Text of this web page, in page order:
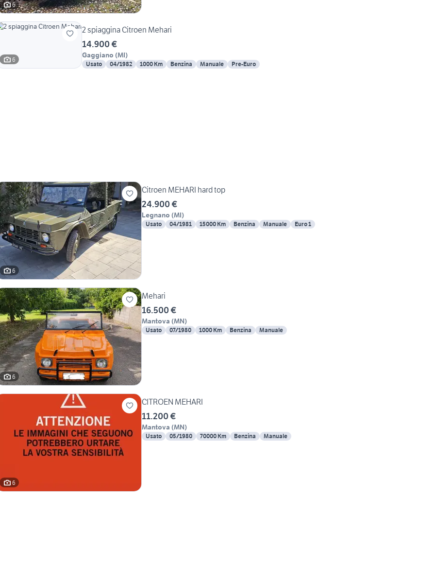
6
6
2 spiaggina Citroen Mehari
14.900 €
Gaggiano (MI)
Usato 04/1982 1000 Km Benzina Manuale Pre-Euro
6
Citroen MEHARI hard top
24.900 €
Legnano (MI)
Usato 04/1981 15000 Km Benzina Manuale Euro 1
6
Mehari
16.500 €
Mantova (MN)
Usato 07/1980 1000 Km Benzina Manuale
6
CITROEN MEHARI
11.200 €
Mantova (MN)
Usato 05/1980 70000 Km Benzina Manuale